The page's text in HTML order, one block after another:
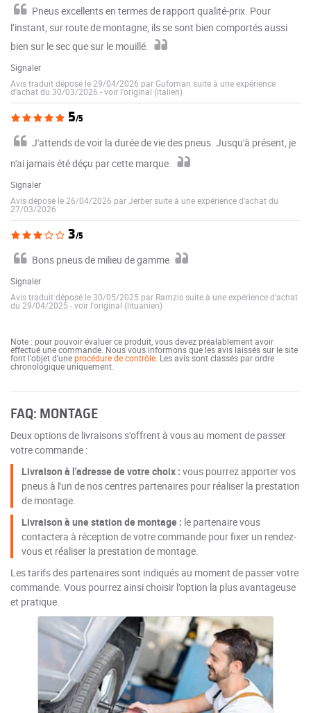
Pneus excellents en termes de rapport qualité-prix. Pour
l’instant, sur route de montagne, ils se sont bien comportés aussi
bien sur le sec que sur le mouillé.
Signaler
Avis traduit déposé le 29/04/2026 par Gufoman suite à une expérience
d'achat du 30/03/2026 -voir l'original (italien)
5/5
J'attends de voir la durée de vie des pneus. Jusqu'à présent, je
n'ai jamais été déçu par cette marque.
Signaler
Avis déposé le 26/04/2026 par Jerber suite à une expérience d'achat du
27/03/2026
3/5
Bons pneus de milieu de gamme
Signaler
Avis traduit déposé le 30/05/2025 par Ramzis suite à une expérience d'achat
du 29/04/2025 -voir l'original (lituanien)
Note : pour pouvoir évaluer ce produit, vous devez préalablement avoir
effectué une commande. Nous vous informons que les avis laissés sur le site
font l'objet d'uneprocédure de contrôle . Les avis sont classés par ordre
chronologique uniquement.
FAQ: MONTAGE
Deux options de livraisons s'offrent à vous au moment de passer
votre commande :
Livraison à l'adresse de votre choix : vous pourrez apporter vos
pneus à l'un de nos centres partenaires pour réaliser la prestation
de montage.
Livraison à une station de montage : le partenaire vous
contactera à réception de votre commande pour fixer un rendez-
vous et réaliser la prestation de montage.
Les tarifs des partenaires sont indiqués au moment de passer votre
commande. Vous pourrez ainsi choisir l’option la plus avantageuse
et pratique.